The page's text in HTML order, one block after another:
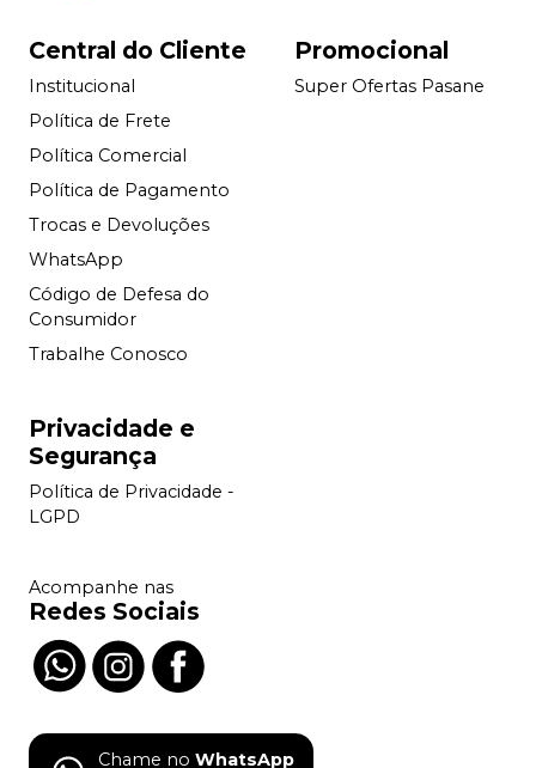
Central do Cliente
Institucional
Política de Frete
Política Comercial
Política de Pagamento
Trocas e Devoluções
WhatsApp
Código de Defesa do
Consumidor
Trabalhe Conosco
Promocional
Super Ofertas Pasane
Privacidade e
Segurança
Política de Privacidade -
LGPD
Acompanhe nas
Redes Sociais
Chame no WhatsApp